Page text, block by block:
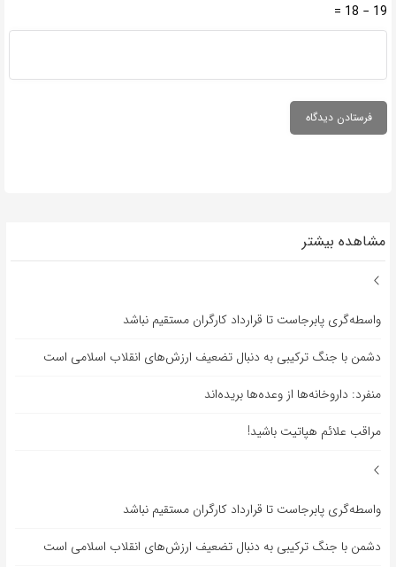
19 − 18 =
مشاهده بیشتر
واسطه‌گری پابرجاست تا قرارداد کارگران مستقیم نباشد
دشمن با جنگ ترکیبی به دنبال تضعیف ارزش‌های انقلاب اسلامی است
منفرد: داروخانه‌ها از وعده‌ها بریده‌اند
مراقب علائم هپاتیت باشید!
واسطه‌گری پابرجاست تا قرارداد کارگران مستقیم نباشد
دشمن با جنگ ترکیبی به دنبال تضعیف ارزش‌های انقلاب اسلامی است